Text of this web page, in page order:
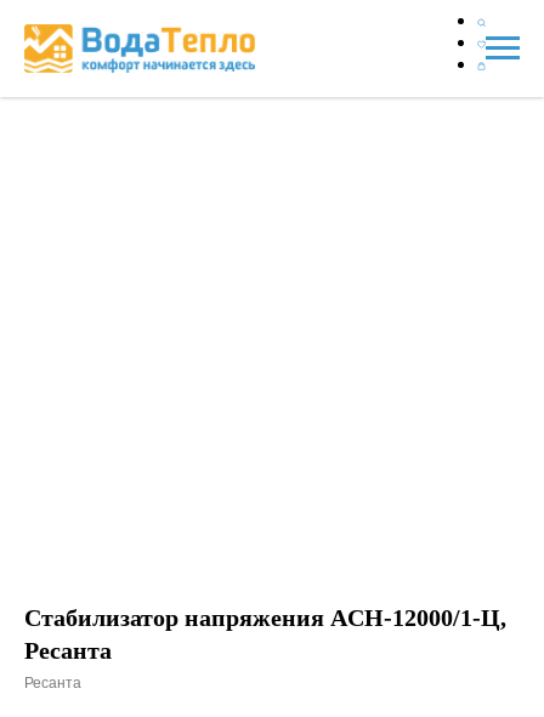
Стабилизатор напряжения ACH-12000/1-Ц,
Ресанта
Ресанта